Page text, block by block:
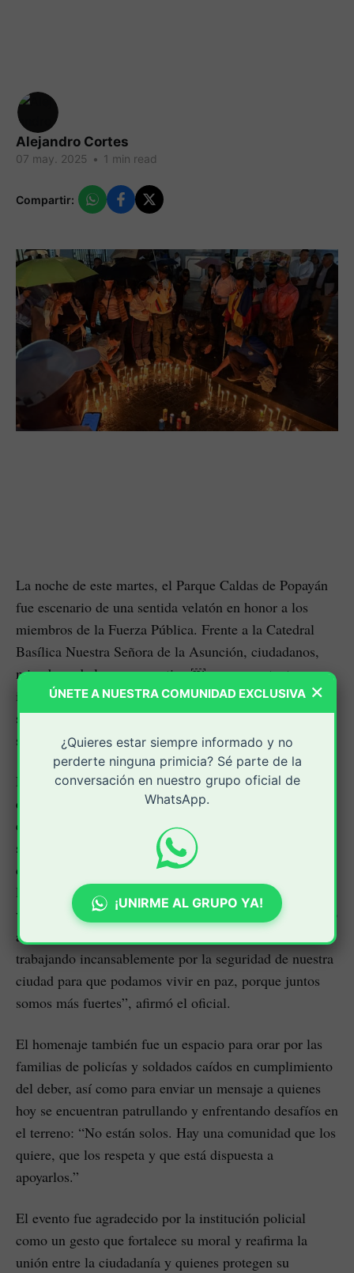
Alejandro Cortes
07 may. 2025 • 1 min read
Compartir:
La noche de este martes, el Parque Caldas de Popayán
fue escenario de una sentida velatón en honor a los
miembros de la Fuerza Pública. Frente a la Catedral
Basílica Nuestra Señora de la Asunción, ciudadanos,
miembros de la reserva activa,￼ y representantes
institucionales se congregaron en un acto de
solidaridad, fe y respaldo a quienes cada día arriesgan
sus vidas por la seguridad del país.
La actividad fue acompañada por la Policía Nacional,
que garantizó las condiciones de seguridad durante el
evento. El teniente coronel Jeysson Haird López Puerto
subcomandante de la policía metropolitana de Popayán
destacó el compromiso conjunto entre la comunidad y
las autoridades: “Esta noche acompañamos a nuestros
veteranos y brindando seguridad a esta velatón en apoyo
a las Fuerzas Militares y de Policía. Seguiremos
trabajando incansablemente por la seguridad de nuestra
ciudad para que podamos vivir en paz, porque juntos
somos más fuertes”, afirmó el oficial.
El homenaje también fue un espacio para orar por las
familias de policías y soldados caídos en cumplimiento
del deber, así como para enviar un mensaje a quienes
hoy se encuentran patrullando y enfrentando desafíos en
el terreno: “No están solos. Hay una comunidad que los
quiere, que los respeta y que está dispuesta a
apoyarlos.”
El evento fue agradecido por la institución policial
como un gesto que fortalece su moral y reafirma la
unión entre la ciudadanía y quienes protegen su
×
ÚNETE A NUESTRA COMUNIDAD EXCLUSIVA
¿Quieres estar siempre informado y no
perderte ninguna primicia? Sé parte de la
conversación en nuestro grupo oficial de
WhatsApp.
¡UNIRME AL GRUPO YA!